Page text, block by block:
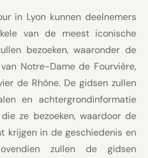
in Lyon kunnen deelnemers
van de meest iconische
bezoeken, waaronder de
Notre-Dame de Fourvière,
de Rhône. De gidsen zullen
en achtergrondinformatie
ze bezoeken, waardoor de
krijgen in de geschiedenis en
zullen de gidsen